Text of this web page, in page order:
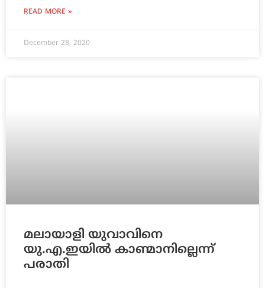
READ MORE »
December 28, 2020
മലായാളി യുവാവിനെ
യു.എ.ഇയില്‍ കാണ്മാനില്ലെന്ന്
പരാതി